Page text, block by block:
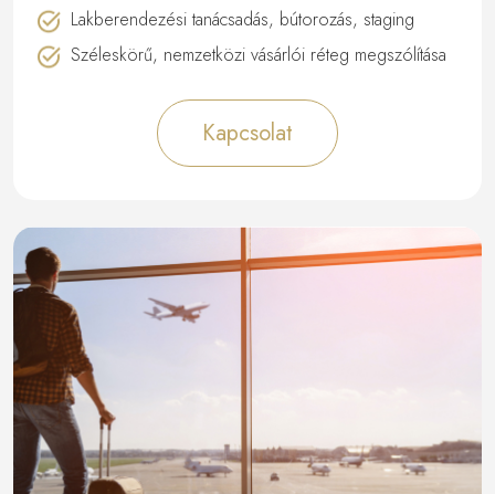
Lakberendezési tanácsadás, bútorozás, staging
Széleskörű, nemzetközi vásárlói réteg megszólítása
Kapcsolat